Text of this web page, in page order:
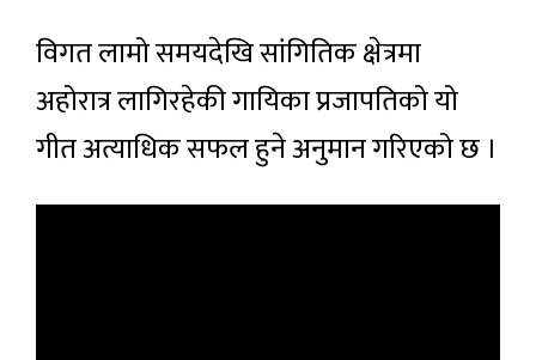
विगत लामो समयदेखि सांगितिक क्षेत्रमा
अहोरात्र लागिरहेकी गायिका प्रजापतिको यो
गीत अत्याधिक सफल हुने अनुमान गरिएको छ ।